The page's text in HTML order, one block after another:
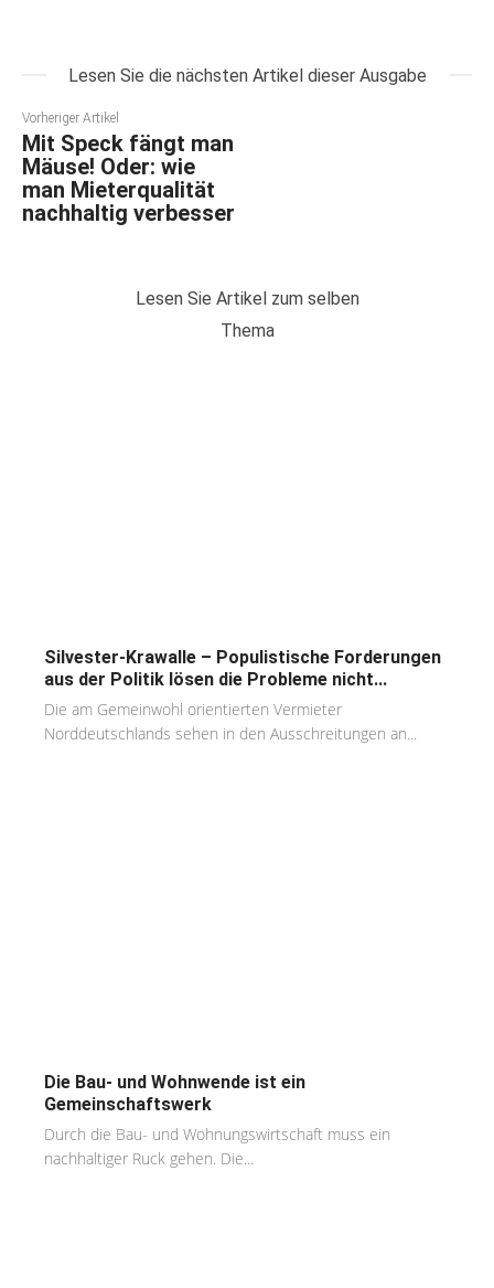
Lesen Sie die nächsten Artikel dieser Ausgabe
Vorheriger Artikel
Mit Speck fängt man
Mäuse! Oder: wie
man Mieterqualität
nachhaltig verbesser
Lesen Sie Artikel zum selben
Thema
Silvester-Krawalle – Populistische Forderungen
aus der Politik lösen die Probleme nicht...
Die am Gemeinwohl orientierten Vermieter
Norddeutschlands sehen in den Ausschreitungen an...
Die Bau- und Wohnwende ist ein
Gemeinschaftswerk
Durch die Bau- und Wohnungswirtschaft muss ein
nachhaltiger Ruck gehen. Die...